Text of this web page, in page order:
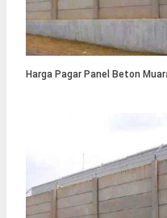
Harga Pagar Panel Beton